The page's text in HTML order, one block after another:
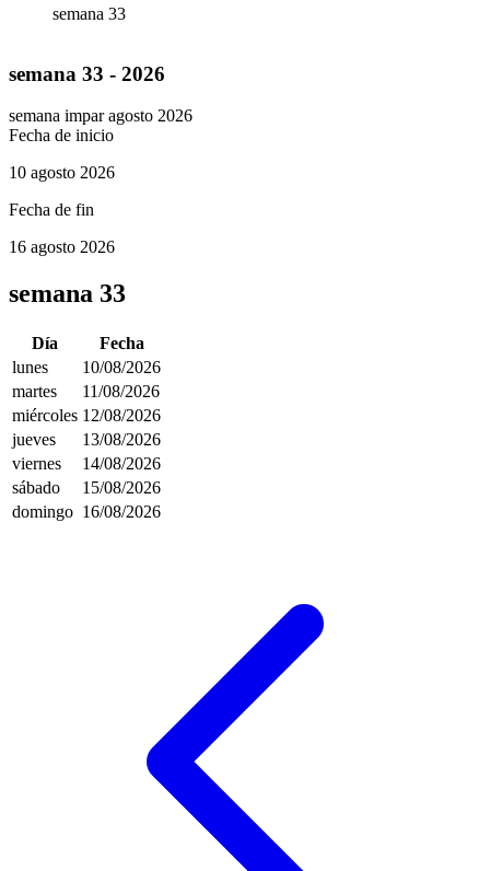
semana 33
semana 33 - 2026
semana imparagosto 2026
Fecha de inicio
10 agosto 2026
Fecha de fin
16 agosto 2026
semana 33
Día
Fecha
lunes
10/08/2026
martes
11/08/2026
miércoles 12/08/2026
jueves
13/08/2026
viernes
14/08/2026
sábado
15/08/2026
domingo 16/08/2026